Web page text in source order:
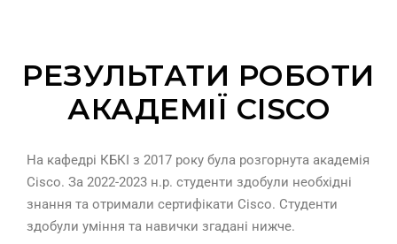
РЕЗУЛЬТАТИ РОБОТИ
АКАДЕМІЇ CISCO
На кафедрі КБКІ з 2017 року була розгорнута академія
Cisco. За 2022-2023 н.р. студенти здобули необхідні
знання та отримали сертифікати Cisco. Студенти
здобули уміння та навички згадані нижче.